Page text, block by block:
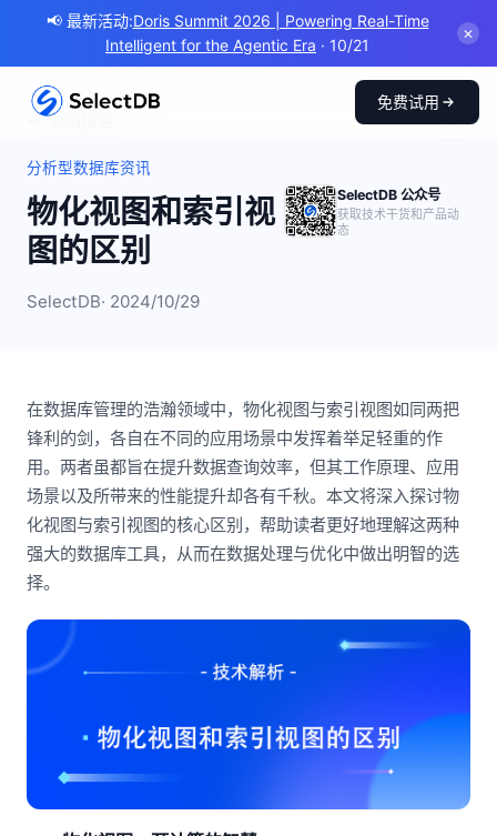
📢 最新活动:Doris Summit 2026 | Powering Real-Time
Intelligent for the Agentic Era · 10/21
✕
免费试用
← 返回博客
分析型数据库资讯
物化视图和索引视
图的区别
SelectDB· 2024/10/29
SelectDB 公众号
获取技术干货和产品动
态
在数据库管理的浩瀚领域中，物化视图与索引视图如同两把
锋利的剑，各自在不同的应用场景中发挥着举足轻重的作
用。两者虽都旨在提升数据查询效率，但其工作原理、应用
场景以及所带来的性能提升却各有千秋。本文将深入探讨物
化视图与索引视图的核心区别，帮助读者更好地理解这两种
强大的数据库工具，从而在数据处理与优化中做出明智的选
择。